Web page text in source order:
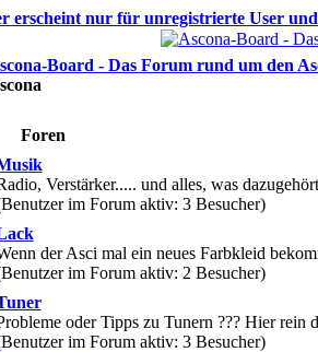
erscheint nur für unregistrierte User
Board - Das Forum rund um den
Foren
Verstärker..... und alles, was dazugehört
im Forum aktiv: 3 Besucher)
der Asci mal ein neues Farbkleid
im Forum aktiv: 2 Besucher)
oder Tipps zu Tunern ??? Hier rein
im Forum aktiv: 3 Besucher)